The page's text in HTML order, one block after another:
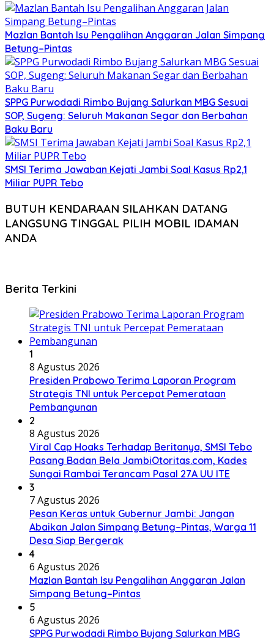
Mazlan Bantah Isu Pengalihan Anggaran Jalan Simpang
Betung–Pintas
SPPG Purwodadi Rimbo Bujang Salurkan MBG Sesuai
SOP, Sugeng: Seluruh Makanan Segar dan Berbahan
Baku Baru
SMSI Terima Jawaban Kejati Jambi Soal Kasus Rp2,1
Miliar PUPR Tebo
BUTUH KENDARAAN SILAHKAN DATANG
LANGSUNG TINGGAL PILIH MOBIL IDAMAN
ANDA
Berita Terkini
1
8 Agustus 2026
Presiden Prabowo Terima Laporan Program
Strategis TNI untuk Percepat Pemerataan
Pembangunan
2
8 Agustus 2026
Viral Cap Hoaks Terhadap Beritanya, SMSI Tebo
Pasang Badan Bela JambiOtoritas.com, Kades
Sungai Rambai Terancam Pasal 27A UU ITE
3
7 Agustus 2026
Pesan Keras untuk Gubernur Jambi: Jangan
Abaikan Jalan Simpang Betung–Pintas, Warga 11
Desa Siap Bergerak
4
6 Agustus 2026
Mazlan Bantah Isu Pengalihan Anggaran Jalan
Simpang Betung–Pintas
5
6 Agustus 2026
SPPG Purwodadi Rimbo Bujang Salurkan MBG